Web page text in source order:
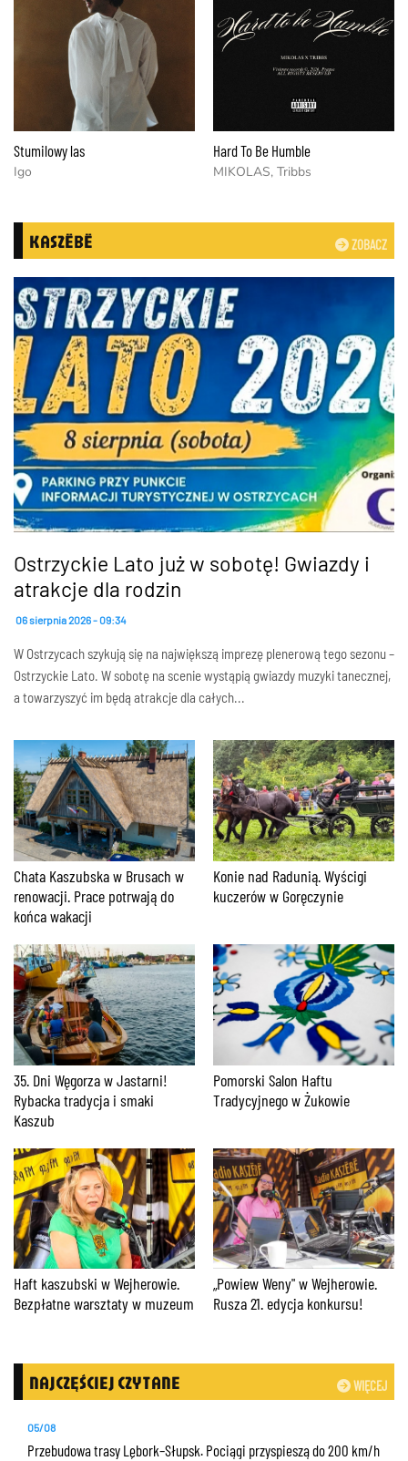
Stumilowy las
Igo
Hard To Be Humble
MIKOLAS, Tribbs
ZOBACZ
KASZËBË
Ostrzyckie Lato już w sobotę! Gwiazdy i
atrakcje dla rodzin
06 sierpnia 2026 - 09:34
W Ostrzycach szykują się na największą imprezę plenerową tego sezonu –
Ostrzyckie Lato. W sobotę na scenie wystąpią gwiazdy muzyki tanecznej,
a towarzyszyć im będą atrakcje dla całych...
Chata Kaszubska w Brusach w
renowacji. Prace potrwają do
końca wakacji
Konie nad Radunią. Wyścigi
kuczerów w Goręczynie
35. Dni Węgorza w Jastarni!
Rybacka tradycja i smaki
Kaszub
Pomorski Salon Haftu
Tradycyjnego w Żukowie
Haft kaszubski w Wejherowie.
Bezpłatne warsztaty w muzeum
„Powiew Weny" w Wejherowie.
Rusza 21. edycja konkursu!
WIĘCEJ
NAJCZĘŚCIEJ CZYTANE
05/08
Przebudowa trasy Lębork–Słupsk. Pociągi przyspieszą do 200 km/h